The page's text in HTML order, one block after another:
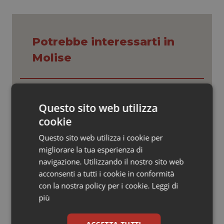
Oncologia & Nutrizione
Psoriasi & pelle
Quotidiano Cardiologia
Quotidiano Chirurgia
Quotidiano Oncologia
Quotidiano Pediatria
Potrebbe interessarti in
Molise
comprendere il presente
Regione Lombardia scrive al ministro
Schillaci: “Gli attuali indicatori non
fotografano la qualità reale del Ssn”
Case di comunità. La sfida ora è
riempirle di professionisti e servizi. Il
Questo sito web utilizza
cookie
Questo sito web utilizza i cookie per
migliorare la tua esperienza di
navigazione. Utilizzando il nostro sito web
acconsenti a tutti i cookie in conformità
con la nostra policy per i cookie. Leggi di
più